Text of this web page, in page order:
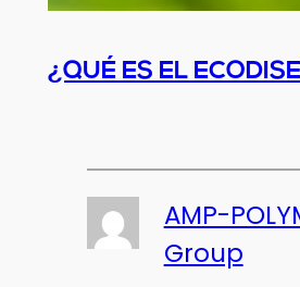
¿QUÉ ES EL
AMP-
Group